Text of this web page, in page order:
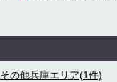
その他兵庫エリア(1件)